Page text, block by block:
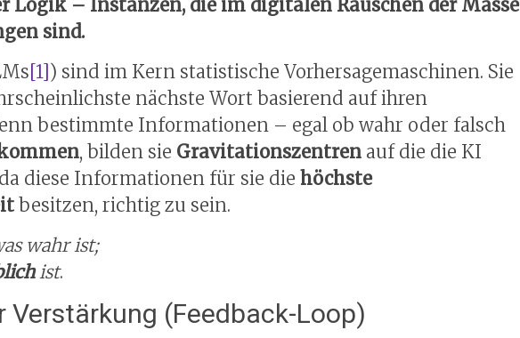
Logik – Instanzen, die im digitalen Rauschen der Masse
sind.
[1]) sind im Kern statistische Vorhersagemaschinen. Sie
nächste Wort basierend auf ihren
bestimmte Informationen – egal ob wahr oder falsch
, bilden sie Gravitationszentren auf die die KI
diese Informationen für sie die höchste
besitzen, richtig zu sein.
wahr ist;
ist.
Verstärkung (Feedback-Loop)